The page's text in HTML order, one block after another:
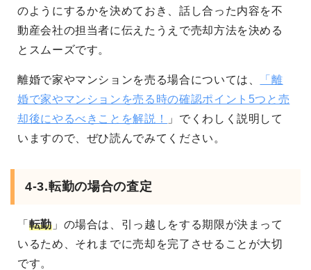
のようにするかを決めておき、話し合った内容を不
動産会社の担当者に伝えたうえで売却方法を決める
とスムーズです。
離婚で家やマンションを売る場合については、
「離
婚で家やマンションを売る時の確認ポイント5つと売
却後にやるべきことを解説！
」でくわしく説明して
いますので、ぜひ読んでみてください。
4-3.転勤の場合の査定
「 転勤」の場合は、引っ越しをする期限が決まって
いるため、それまでに売却を完了させることが大切
です。